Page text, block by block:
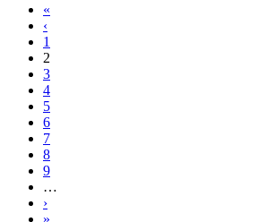
«
‹
1
2
3
4
5
6
7
8
9
…
›
»